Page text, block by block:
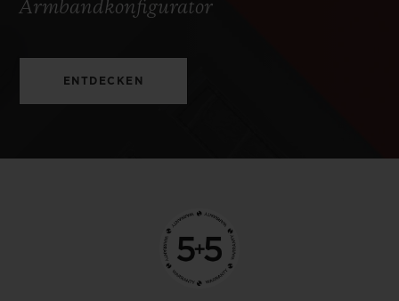
Armbandkonfigurator
ENTDECKEN